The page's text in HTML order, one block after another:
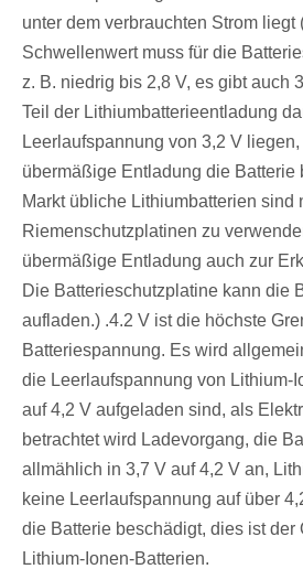
unter dem verbrauchten Strom liegt
Schwellenwert muss für die
z. B. niedrig bis 2,8 V, es gibt auch
Teil der Lithiumbatterieentladung
Leerlaufspannung von 3,2 V
übermäßige Entladung die Batterie
Markt übliche Lithiumbatterien sind
Riemenschutzplatinen zu
übermäßige Entladung auch zur
Die Batterieschutzplatine kann die
aufladen.) .4.2 V ist die höchste
Batteriespannung. Es wird
die Leerlaufspannung von Lithium-
auf 4,2 V aufgeladen sind, als
betrachtet wird Ladevorgang, die
allmählich in 3,7 V auf 4,2 V an,
keine Leerlaufspannung auf über
die Batterie beschädigt, dies ist der
Lithium-Ionen-Batterien.